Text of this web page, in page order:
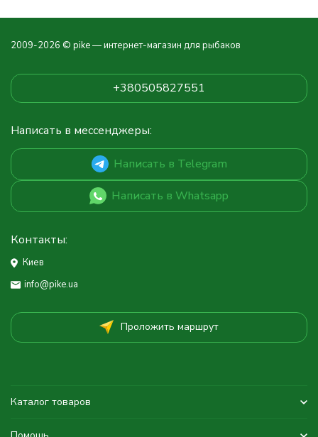
2009-2026 © pike — интернет-магазин для рыбаков
+380505827551
Написать в мессенджеры:
Написать в Telegram
Написать в Whatsapp
Контакты:
Киев
info@pike.ua
Проложить маршрут
Каталог товаров